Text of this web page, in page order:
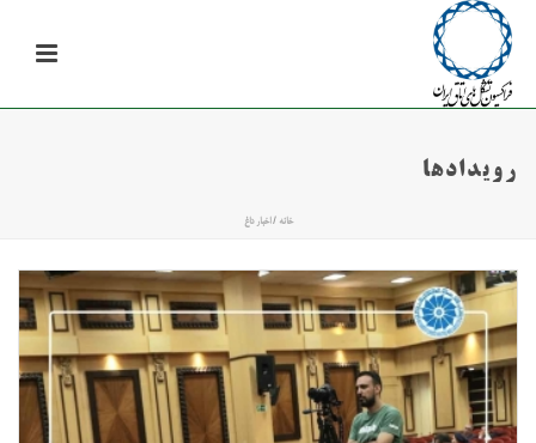
رویدادها
خانه /اخبار داغ